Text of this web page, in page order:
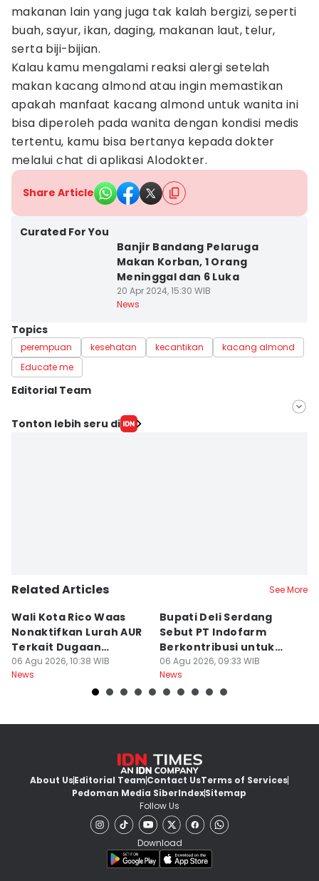
makanan lain yang juga tak kalah bergizi, seperti
buah, sayur, ikan, daging, makanan laut, telur,
serta biji-bijian.
Kalau kamu mengalami reaksi alergi setelah
makan kacang almond atau ingin memastikan
apakah manfaat kacang almond untuk wanita ini
bisa diperoleh pada wanita dengan kondisi medis
tertentu, kamu bisa bertanya kepada dokter
melalui chat di aplikasi Alodokter.
Share Article
Curated For You
Banjir Bandang Pelaruga
Makan Korban, 1 Orang
Meninggal dan 6 Luka
20 Apr 2024, 15:30 WIB
News
Topics
perempuan kesehatan kecantikan
kacang almond
Educate me
Editorial Team
Editor
Tonton lebih seru di
Related Articles See More
Wali Kota Rico Waas
Nonaktifkan Lurah AUR
Terkait Dugaan
Pungutan Liar
06 Agu 2026, 10:38 WIB
News
Bupati Deli Serdang
Sebut PT Indofarm
Berkontribusi untuk
Perekonomian
06 Agu 2026, 09:33 WIB
News
About UsEditorial TeamContact UsTerms of Services
Pedoman Media SiberIndexSitemap
Follow Us
Download